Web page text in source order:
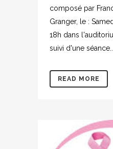
composé par
Granger, le :
18h dans
suivi d'une séance...
READ MORE